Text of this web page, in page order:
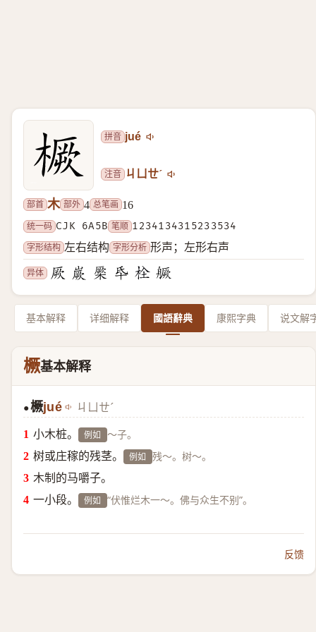
拼音 jué
注音 ㄐㄩㄝˊ
部首 木 部外 4 总笔画 16
统一码 CJK 6A5B 笔顺 1234134315233534
字形结构 左右结构 字形分析 形声；左形右声
异体
基本解释 详细解释 國語辭典 康熙字典 说文解
橛基本解释
●橛jué ㄐㄩㄝˊ
小木桩。 例如 ～子。
树或庄稼的残茎。 例如 残～。树～。
木制的马嚼子。
一小段。
例如 “伏惟烂木一～。佛与众生不别”。
反馈